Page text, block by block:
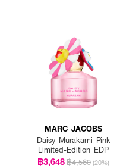
MARC JACOBS
Daisy Murakami Pink
Limited-Edition EDP
฿3,648฿4,560 (20%)